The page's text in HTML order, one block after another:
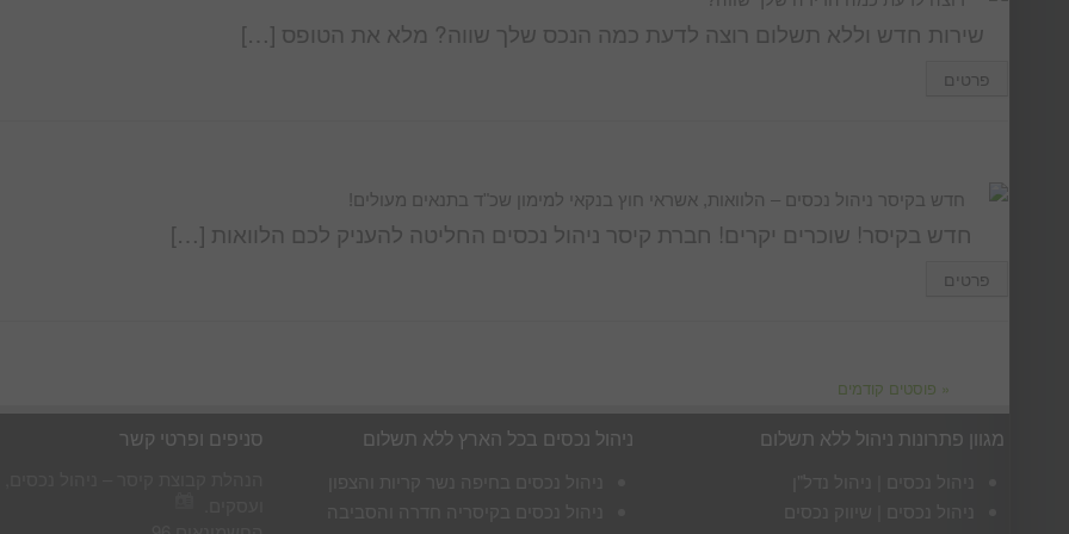
שירות חדש וללא תשלום רוצה לדעת כמה הנכס שלך שווה? מלא את הטופס […]
פרטים
חדש בקיסר ניהול נכסים – הלוואות, אשראי חוץ בנקאי למימון שכ"ד בתנאים מעולים!
חדש בקיסר! שוכרים יקרים! חברת קיסר ניהול נכסים החליטה להעניק לכם הלוואות […]
פרטים
« פוסטים קודמים
סניפים ופרטי קשר ניהול נכסים בכל הארץ ללא תשלום מגוון פתרונות ניהול ללא תשלום